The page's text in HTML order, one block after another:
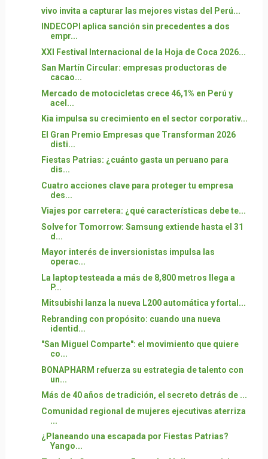
vivo invita a capturar las mejores vistas del Perú...
INDECOPI aplica sanción sin precedentes a dos
empr...
XXI Festival Internacional de la Hoja de Coca 2026...
San Martín Circular: empresas productoras de
cacao...
Mercado de motocicletas crece 46,1% en Perú y
acel...
Kia impulsa su crecimiento en el sector corporativ...
El Gran Premio Empresas que Transforman 2026
disti...
Fiestas Patrias: ¿cuánto gasta un peruano para
dis...
Cuatro acciones clave para proteger tu empresa
des...
Viajes por carretera: ¿qué características debe te...
Solve for Tomorrow: Samsung extiende hasta el 31
d...
Mayor interés de inversionistas impulsa las
operac...
La laptop testeada a más de 8,800 metros llega a
P...
Mitsubishi lanza la nueva L200 automática y fortal...
Rebranding con propósito: cuando una nueva
identid...
"San Miguel Comparte": el movimiento que quiere
co...
BONAPHARM refuerza su estrategia de talento con
un...
Más de 40 años de tradición, el secreto detrás de ...
Comunidad regional de mujeres ejecutivas aterriza
...
¿Planeando una escapada por Fiestas Patrias?
Yango...